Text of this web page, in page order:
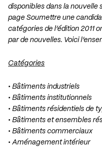
disponibles dans la nouvelle
page Soumettre une
catégories de l’édition 2011
par de nouvelles. Voici
Catégories
• Bâtiments industriels
• Bâtiments institutionnels
• Bâtiments résidentiels de
• Bâtiments et ensembles
• Bâtiments commerciaux
• Aménagement intérieur